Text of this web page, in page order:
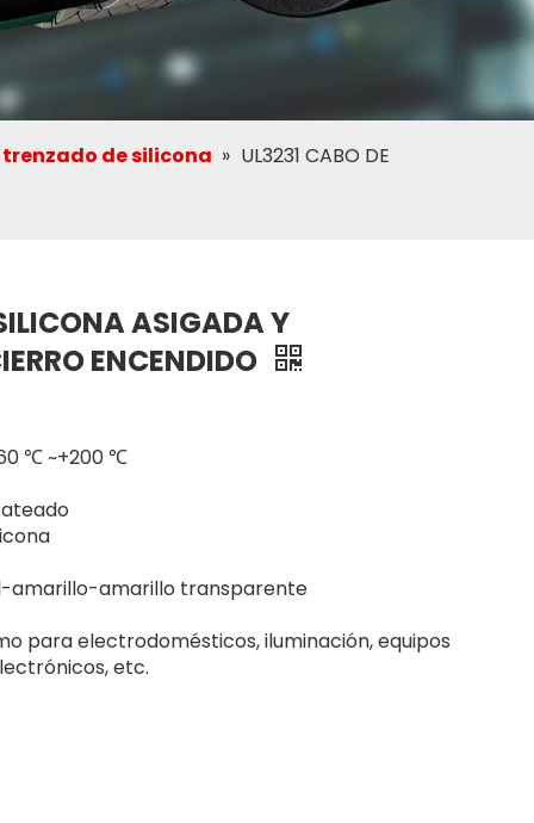
de silicona » UL3231 CABO DE
ASIGADA Y
ENCENDIDO
℃ ~+200 ℃
amarillo-amarillo transparente
para electrodomésticos, iluminación, equipos
etc.